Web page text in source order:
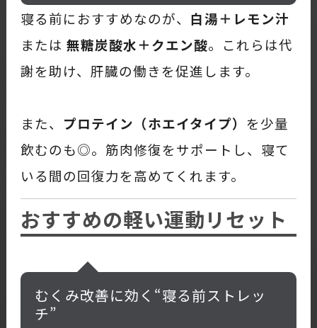
寝る前におすすめなのが、 白湯＋レモン汁
または 無糖炭酸水＋クエン酸。これらは代
謝を助け、肝臓の働きを促進します。
また、 プロテイン（ホエイタイプ） を少量
飲むのも◎。筋肉修復をサポートし、寝て
いる間の回復力を高めてくれます。
おすすめの軽い運動リセット
むくみ改善に効く“寝る前ストレッ
チ”